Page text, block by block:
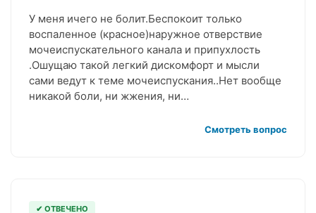
У меня ичего не болит.Беспокоит только
воспаленное (красное)наружное отверствие
мочеиспускательного канала и припухлость
.Ошущаю такой легкий дискомфорт и мысли
сами ведут к теме мочеиспускания..Нет вообще
никакой боли, ни жжения, ни…
Смотреть вопрос
✔ ОТВЕЧЕНО